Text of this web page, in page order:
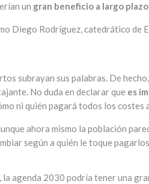
un gran beneficio a largo plazo
Diego Rodríguez, catedrático de
subrayan sus palabras. De
No duda en declarar que es
ni quién pagará todos los costes
ahora mismo la población
según a quién le toque
la agenda 2030 podría tener una